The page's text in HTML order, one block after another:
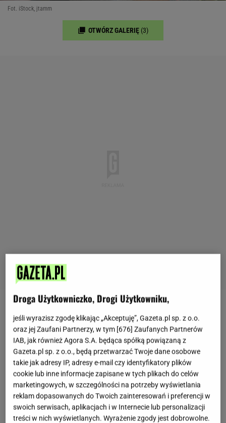
Fot. iStock, jtamm
OTWÓRZ GALERIĘ (3)
Rabarbar to warzywo
o charakterystycznym
kwaśnym smaku i szerokim zastosowaniu w kuchni.
Zawiera cenne składniki, takie jak błonnik, witamina
K, potas oraz przeciwutleniacze.Jak podaje BBC
Good Food, wspiera trawienie i ma działanie
przeciwzapalne, ale nie każdy powinien sięgać po
niego bez ograniczeń. Osoby z problemami
nerkowymi, dną moczanową lub dużym ryzykiem
Droga Użytkowniczko, Drogi Użytkowniku,
jeśli wyrazisz zgodę klikając „Akceptuję”, Gazeta.pl sp. z o.o.
oraz jej Zaufani Partnerzy, w tym [676] Zaufanych Partnerów
IAB, jak również Agora S.A. będąca spółką powiązaną z
Gazeta.pl sp. z o.o., będą przetwarzać Twoje dane osobowe
takie jak adresy IP, adresy e-mail czy identyfikatory plików
cookie lub inne informacje zapisane w tych plikach do celów
marketingowych, w szczególności na potrzeby wyświetlania
reklam dopasowanych do Twoich zainteresowań i preferencji w
swoich serwisach, aplikacjach i w Internecie lub personalizacji
treści w nich wyświetlanych. Wyrażenie zgody jest dobrowolne.